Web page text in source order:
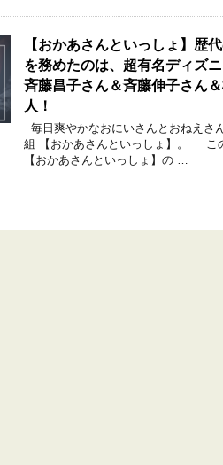
【おかあさんといっしょ】歴
を務めたのは、超有名ディズ
斉藤昌子さん＆斉藤伸子さん
人！
毎日爽やかなおにいさんとおねえさ
組 【おかあさんといっしょ】。 こ
【おかあさんといっしょ】の …